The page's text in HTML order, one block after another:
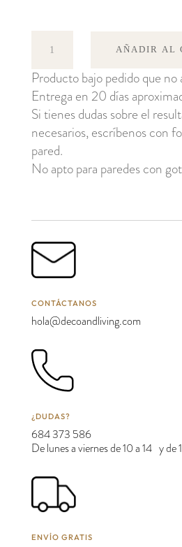
Cottage
cantidad
AÑADIR AL
Producto bajo pedido que
Entrega en 20 días
Si tienes dudas sobre el
necesarios, escríbenos con
pared.
No apto para paredes con
CONTÁCTANOS
hola@decoandliving.com
¿DUDAS?
684 373 586
De lunes a viernes de 10 a 14 y de
ENVÍO GRATIS